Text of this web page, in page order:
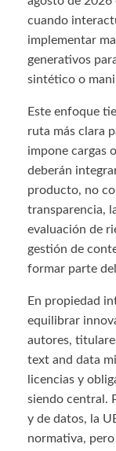
cuando
implementar
generativos
sintético o
Este enfoque
ruta más clara
impone cargas
deberán
producto, no
transparencia,
evaluación de
gestión de
formar parte
En propiedad
equilibrar
autores,
text and data
licencias y
siendo central.
y de datos, la
normativa,